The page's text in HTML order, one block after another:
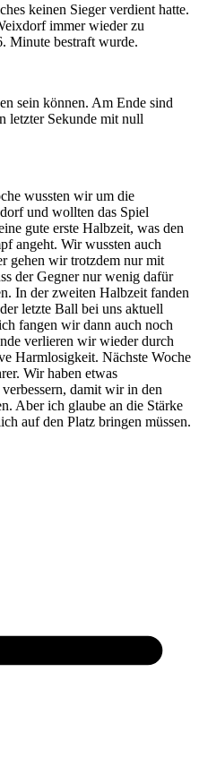
keinen Sieger verdient hatte.
immer wieder zu
Minute bestraft wurde.
sein können. Am Ende sind
letzter Sekunde mit null
wussten wir um die
und wollten das Spiel
gute erste Halbzeit, was den
angeht. Wir wussten auch
gehen wir trotzdem nur mit
der Gegner nur wenig dafür
In der zweiten Halbzeit fanden
letzte Ball bei uns aktuell
fangen wir dann auch noch
verlieren wir wieder durch
Harmlosigkeit. Nächste Woche
Wir haben etwas
damit wir in den
Aber ich glaube an die Stärke
auf den Platz bringen müssen.